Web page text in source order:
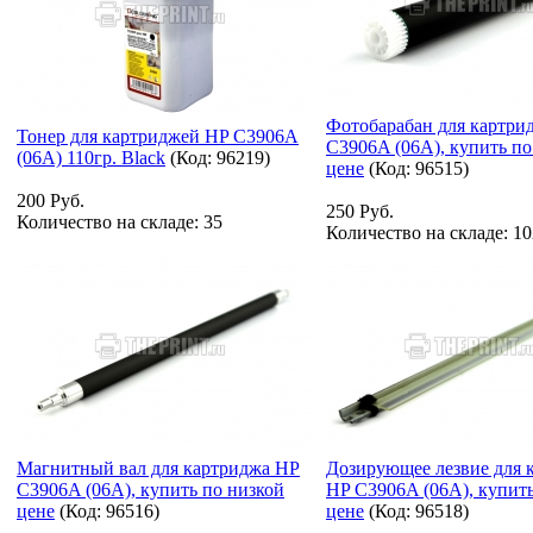
Тонер для картриджей HP C3906A
(06A) 110гр. Black (Код: 96219)
200 Руб.
Количество на складе: 35
Фотобарабан для
C3906A (06A), купить
цене (Код: 96515)
250 Руб.
Количество на складе:
Магнитный вал для картриджа HP
C3906A (06A), купить по низкой
цене (Код: 96516)
Дозирующее лезвие для
HP C3906A (06A),
цене (Код: 96518)